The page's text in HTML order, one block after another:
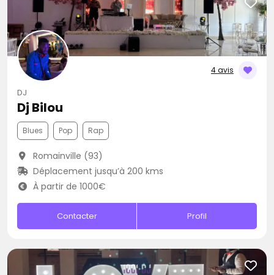
4 avis
DJ
Dj Bilou
Blues Pop Rap
Romainville (93)
Déplacement jusqu’à 200 kms
À partir de 1000€
Contacter Profil